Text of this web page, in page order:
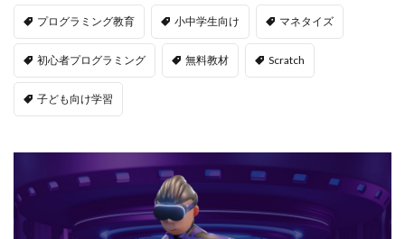
プログラミング教育 小中学生向け マネタイズ
初心者プログラミング 無料教材 Scratch
子ども向け学習